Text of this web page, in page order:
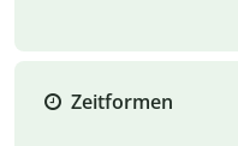
Zeitformen